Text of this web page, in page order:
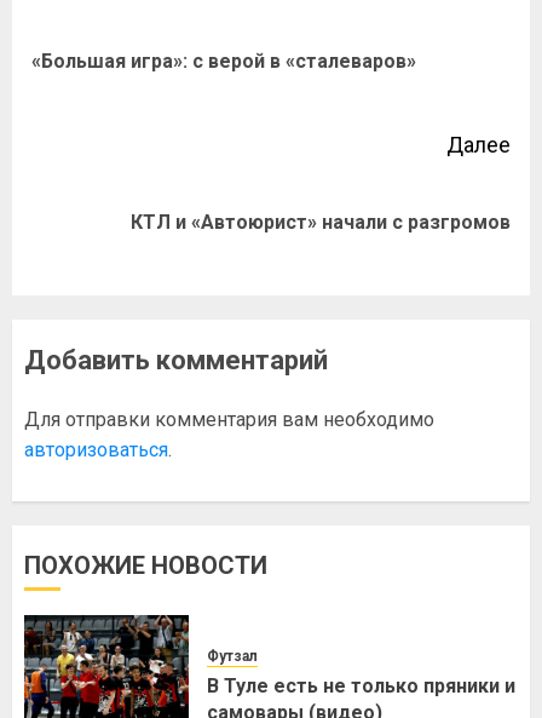
«Большая игра»: с верой в «сталеваров»
Далее
КТЛ и «Автоюрист» начали с разгромов
Добавить комментарий
Для отправки комментария вам необходимо
авторизоваться.
ПОХОЖИЕ НОВОСТИ
Футзал
В Туле есть не только пряники и
самовары (видео)